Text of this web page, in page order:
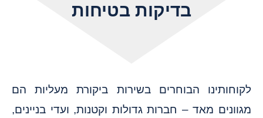
בדיקות בטיחות
לקוחותינו הבוחרים בשירות ביקורת מעליות הם
מגוונים מאד – חברות גדולות וקטנות, ועדי בניינים,